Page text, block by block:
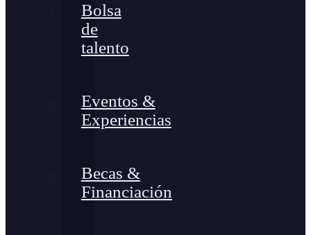
Bolsa
de
talento
Eventos &
Experiencias
Becas &
Financiación